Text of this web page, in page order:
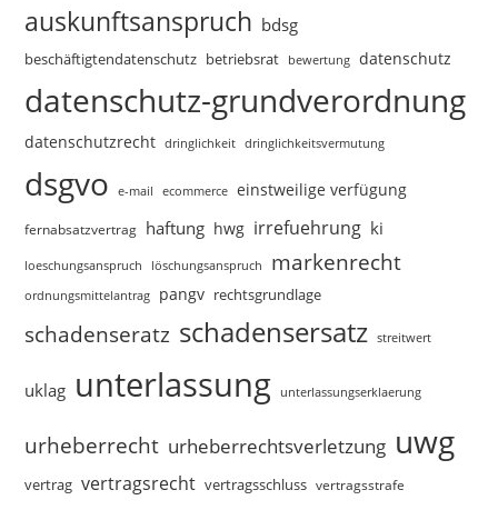
auskunftsanspruch bdsg
beschäftigtendatenschutz betriebsrat bewertung datenschutz
datenschutz-grundverordnung
datenschutzrecht dringlichkeit dringlichkeitsvermutung
dsgvo e-mail ecommerce einstweilige verfügung
fernabsatzvertrag haftung hwg irrefuehrung ki
loeschungsanspruch löschungsanspruch markenrecht
ordnungsmittelantrag pangv rechtsgrundlage
schadenseratz schadensersatz streitwert
uklag unterlassung unterlassungserklaerung
urheberrecht urheberrechtsverletzung uwg
vertrag vertragsrecht vertragsschluss vertragsstrafe